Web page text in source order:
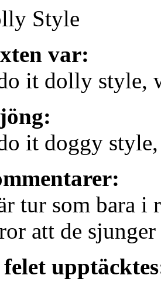
Style
var:
it dolly style,
it doggy
tur som bara i
att de